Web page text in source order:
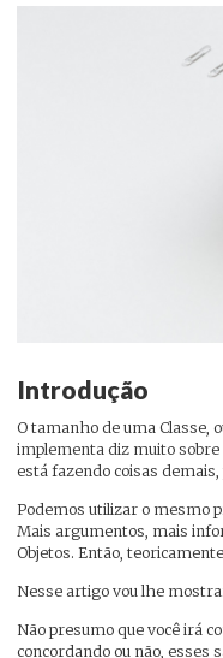
Introdução
O tamanho de uma Classe,
implementa diz muito sobre
está fazendo coisas demais,
Podemos utilizar o mesmo
Mais argumentos, mais
Objetos. Então,
Nesse artigo vou lhe
Não presumo que você irá
concordando ou não, esses